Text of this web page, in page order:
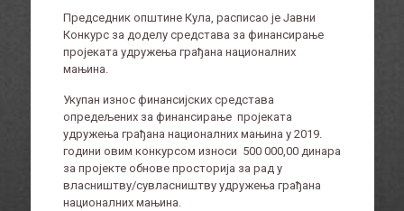
Председник општине Кула, расписао је Јавни
Конкурс за доделу средстава за финансирање
пројеката удружења грађана националних
мањина.
Укупан износ финансијских средстава
опредељених за финансирање пројеката
удружења грађана националних мањина у 2019.
години овим конкурсом износи 500 000,00 динара
за пројекте обнове просторија за рад у
власништву/сувласништву удружења грађана
националних мањина.